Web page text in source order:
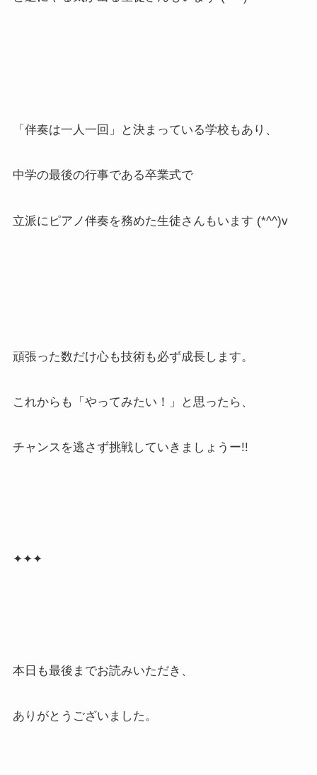
「伴奏は一人一回」と決まっている学校もあり、
中学の最後の行事である卒業式で
立派にピアノ伴奏を務めた生徒さんもいます (*^^)v
頑張った数だけ心も技術も必ず成長します。
これからも「やってみたい！」と思ったら、
チャンスを逃さず挑戦していきましょうー!!
✦✦✦
本日も最後までお読みいただき、
ありがとうございました。